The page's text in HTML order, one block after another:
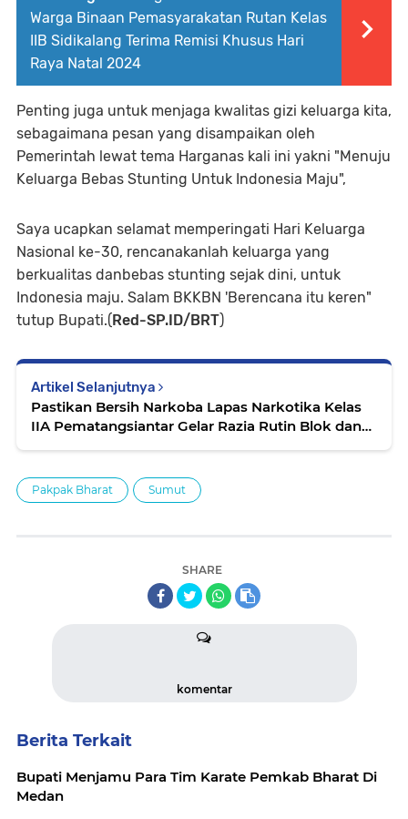
Warga Binaan Pemasyarakatan Rutan Kelas
IIB Sidikalang Terima Remisi Khusus Hari
Raya Natal 2024
Penting juga untuk menjaga kwalitas gizi keluarga kita,
sebagaimana pesan yang disampaikan oleh
Pemerintah lewat tema Harganas kali ini yakni "Menuju
Keluarga Bebas Stunting Untuk Indonesia Maju",
Saya ucapkan selamat memperingati Hari Keluarga
Nasional ke-30, rencanakanlah keluarga yang
berkualitas danbebas stunting sejak dini, untuk
Indonesia maju. Salam BKKBN 'Berencana itu keren"
tutup Bupati.(Red-SP.ID/BRT)
Artikel Selanjutnya
Pastikan Bersih Narkoba Lapas Narkotika Kelas
IIA Pematangsiantar Gelar Razia Rutin Blok dan
Pakpak Bharat Sumut
SHARE
komentar
Berita Terkait
Bupati Menjamu Para Tim Karate Pemkab Bharat Di
Medan